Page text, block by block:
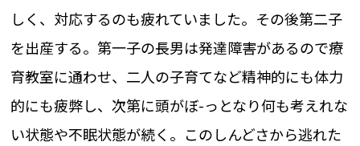
しく、対応するのも疲れていました。その後第二子
を出産する。第一子の長男は発達障害があるので療
育教室に通わせ、二人の子育てなど精神的にも体力
的にも疲弊し、次第に頭がぼ-っとなり何も考えれな
い状態や不眠状態が続く。このしんどさから逃れた